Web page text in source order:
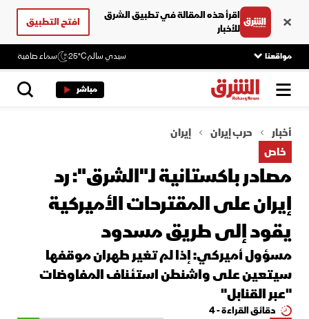
اقرأ هذه المقالة في تطبيق الشرق
للأخبار
افتح التطبيق
مواقعنا سيدي سالم25°C سماء صافية
مباشر
أخبار حرب إيران
إيران
خاص
مصادر باكستانية لـ"الشرق": رد
إيران على المقترحات الأميركية
يقود إلى طريق مسدود
مسؤول أميركي: إذا لم تغير طهران موقفها
سيتعين على واشنطن استئناف المفاوضات
"عبر القنابل"
دقائق القراءة - 4